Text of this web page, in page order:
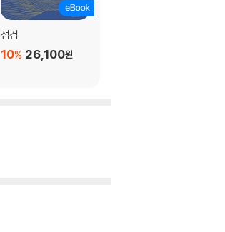
점검
26,100원
10%